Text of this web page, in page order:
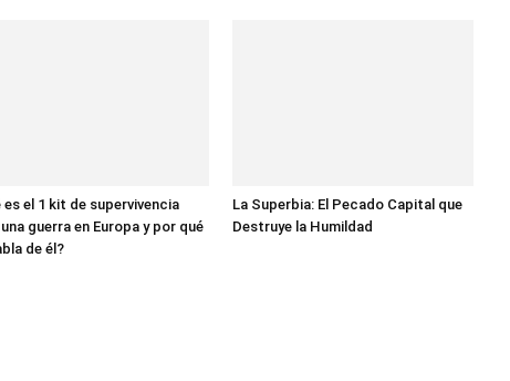
es el 1 kit de supervivencia
guerra en Europa y por qué
de él?
La Superbia: El Pecado Capital que
Destruye la Humildad